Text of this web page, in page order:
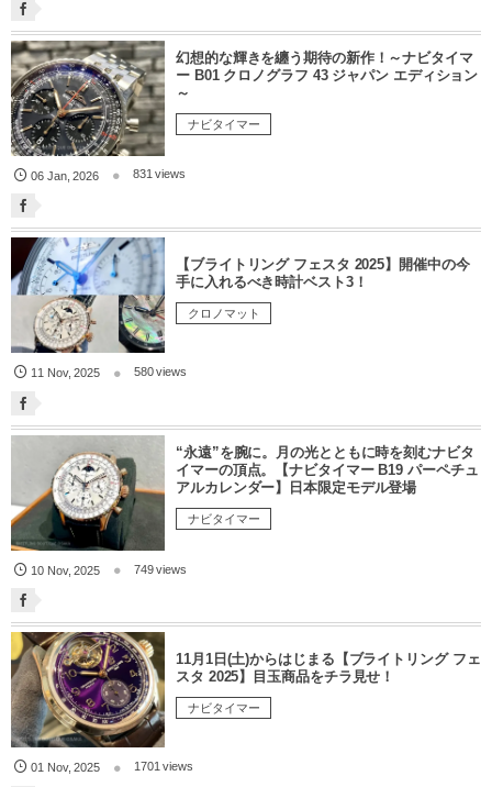
幻想的な輝きを纏う期待の新作！～ナビタイマ
ー B01 クロノグラフ 43 ジャパン エディション
～
ナビタイマー
06 Jan,2026 831 views
【ブライトリング フェスタ 2025】開催中の今
手に入れるべき時計ベスト3！
クロノマット
11 Nov,2025 580 views
“永遠”を腕に。月の光とともに時を刻むナビタ
イマーの頂点。【ナビタイマー B19 パーペチュ
アルカレンダー】日本限定モデル登場
ナビタイマー
10 Nov,2025 749 views
11月1日(土)からはじまる【ブライトリング フェ
スタ 2025】目玉商品をチラ見せ！
ナビタイマー
01 Nov,2025 1701 views